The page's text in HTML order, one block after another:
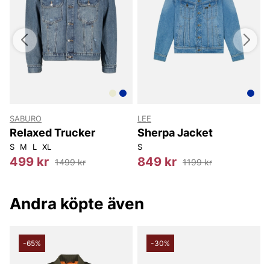
SABURO
Relaxed Trucker
S M L XL
499 kr 1499 kr
LEE
Sherpa Jacket
S
849 kr 1199 kr
Andra köpte även
-65% -30%